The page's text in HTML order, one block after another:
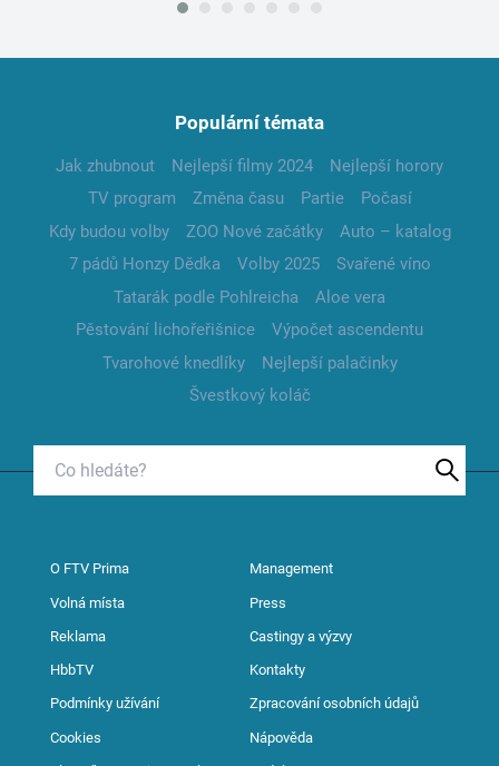
Populární témata
Jak zhubnout Nejlepší filmy 2024
Nejlepší horory
TV program
Změna času Partie
Počasí
Kdy budou volby
ZOO Nové začátky
Auto – katalog
7 pádů Honzy Dědka
Volby 2025
Svařené víno
Tatarák podle Pohlreicha
Aloe vera
Pěstování lichořeřišnice
Výpočet ascendentu
Tvarohové knedlíky
Nejlepší palačinky
Švestkový koláč
O FTV Prima Management
Volná místa Press
Reklama Castingy a výzvy
HbbTV Kontakty
Podmínky užívání Zpracování osobních údajů
Cookies Nápověda